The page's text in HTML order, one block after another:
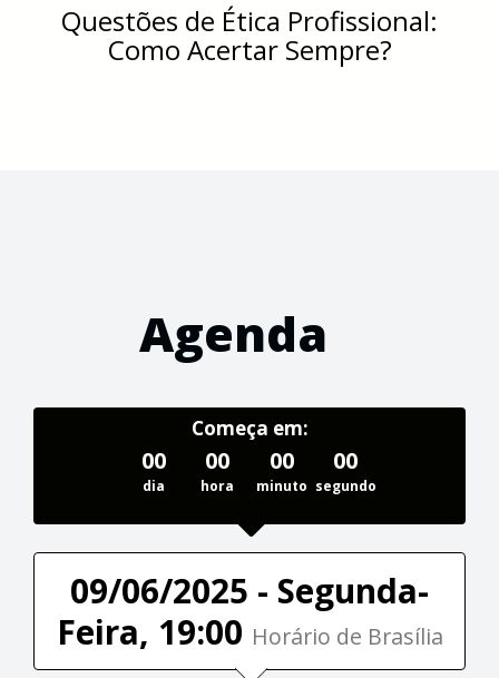
Questões de Ética Profissional:
Como Acertar Sempre?
Agenda
Começa em:
00
dia
00
hora
00
minuto
00
segundo
09/06/2025 - Segunda-
Feira, 19:00 Horário de Brasília